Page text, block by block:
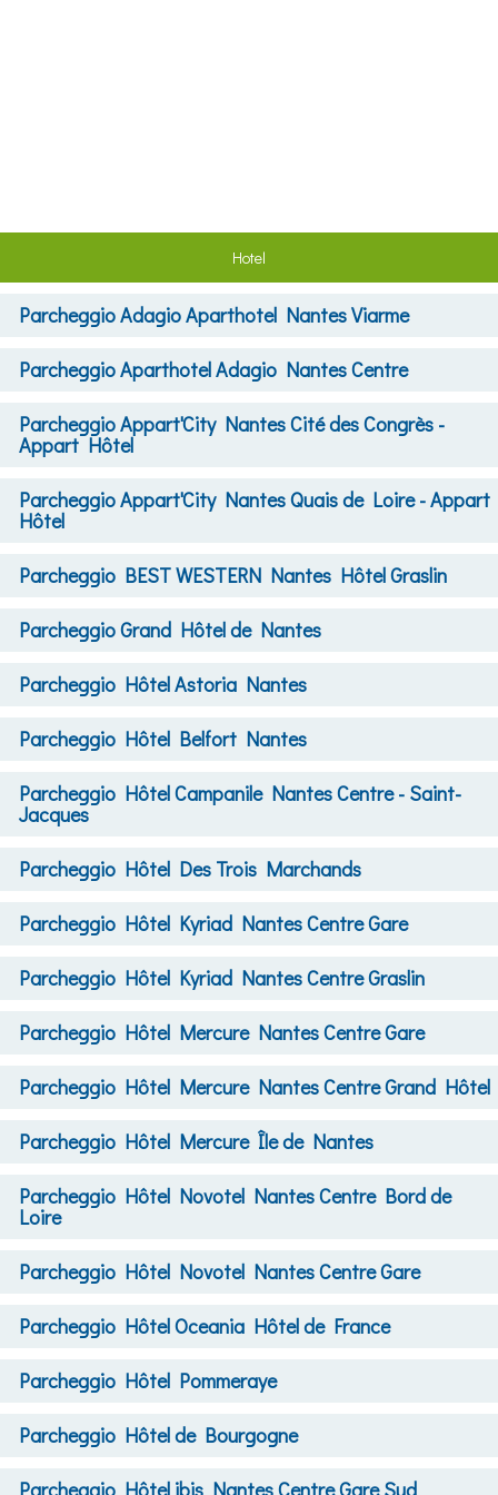
Hotel
ParcheggioAdagio Aparthotel Nantes Viarme
ParcheggioAparthotel Adagio Nantes Centre
ParcheggioAppart'City Nantes Cité des Congrès -
Appart Hôtel
ParcheggioAppart'City Nantes Quais de Loire - Appart
Hôtel
Parcheggio BEST WESTERN Nantes Hôtel Graslin
ParcheggioGrand Hôtel de Nantes
Parcheggio Hôtel Astoria Nantes
Parcheggio Hôtel Belfort Nantes
Parcheggio Hôtel Campanile Nantes Centre - Saint-
Jacques
Parcheggio Hôtel Des Trois Marchands
Parcheggio Hôtel Kyriad Nantes Centre Gare
Parcheggio Hôtel Kyriad Nantes Centre Graslin
Parcheggio Hôtel Mercure Nantes Centre Gare
Parcheggio Hôtel Mercure Nantes Centre Grand Hôtel
Parcheggio Hôtel Mercure Île de Nantes
Parcheggio Hôtel Novotel Nantes Centre Bord de
Loire
Parcheggio Hôtel Novotel Nantes Centre Gare
Parcheggio Hôtel Oceania Hôtel de France
Parcheggio Hôtel Pommeraye
Parcheggio Hôtel de Bourgogne
Parcheggio Hôtel ibis Nantes Centre Gare Sud